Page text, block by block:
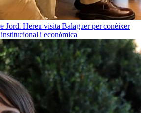
Jordi Hereu visita Balaguer per conèixer
i econòmica